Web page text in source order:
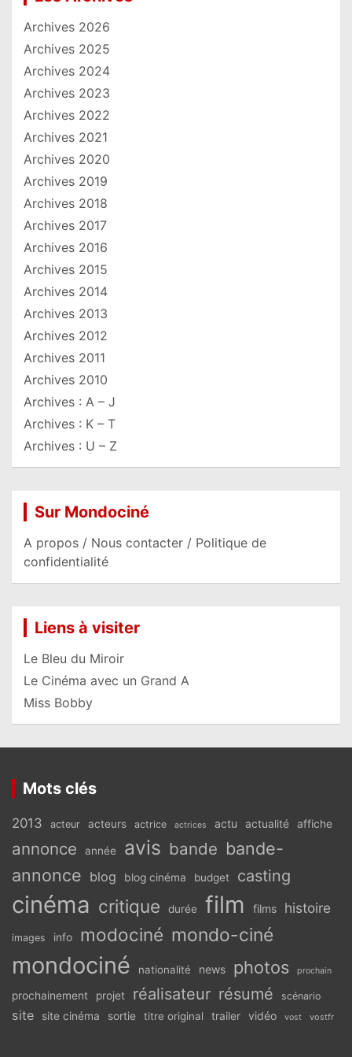
Archives 2026
Archives 2025
Archives 2024
Archives 2023
Archives 2022
Archives 2021
Archives 2020
Archives 2019
Archives 2018
Archives 2017
Archives 2016
Archives 2015
Archives 2014
Archives 2013
Archives 2012
Archives 2011
Archives 2010
Archives : A – J
Archives : K – T
Archives : U – Z
Sur Mondociné
A propos / Nous contacter / Politique de
confidentialité
Liens à visiter
Le Bleu du Miroir
Le Cinéma avec un Grand A
Miss Bobby
Mots clés
2013 acteur acteurs actrice actrices actu actualité affiche
annonce année avis bande bande-
annonce blog blog cinéma budget casting
cinéma critique durée film films histoire
images info modociné mondo-ciné
mondociné nationalité news photos prochain
prochainement projet réalisateur résumé scénario
site site cinéma sortie titre original trailer vidéo vost vostfr